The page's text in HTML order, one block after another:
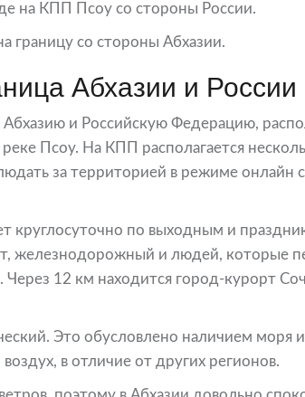
на КПП Псоу со стороны России.
границу со стороны Абхазии.
Абхазии и России
Абхазию и Российскую Федерацию,
Псоу. На КПП располагается
за территорией в режиме онлайн
круглосуточно по выходным и
железнодорожный и людей, которые
12 км находится город-курорт
Это обусловлено наличием моря
в отличие от других регионов.